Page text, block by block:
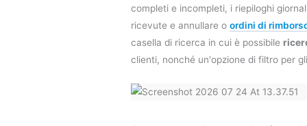
completi e incompleti, i riepiloghi
ricevute e annullare o ordini di
casella di ricerca in cui è possibile
clienti, nonché un'opzione di filtro per